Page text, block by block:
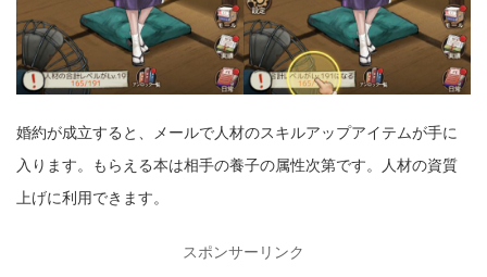
婚約が成立すると、メールで人材のスキルアップアイテムが手に
入ります。もらえる本は相手の養子の属性次第です。人材の資質
上げに利用できます。
スポンサーリンク